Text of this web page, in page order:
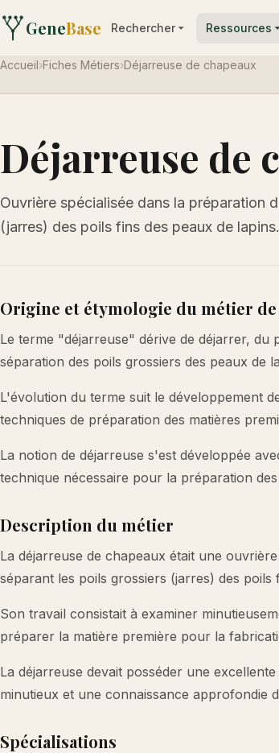
GeneBase Rechercher Ressources
Accueil›Fiches Métiers›Déjarreuse de chapeaux
Déjarreuse de
Ouvrière spécialisée dans la préparation
(jarres) des poils fins des peaux de lapins.
Origine et étymologie du métier
Le terme "déjarreuse" dérive de déjarrer,
séparation des poils grossiers des peaux de
L'évolution du terme suit le développement
techniques de préparation des matières
La notion de déjarreuse s'est développée
technique nécessaire pour la préparation
Description du métier
La déjarreuse de chapeaux était une
séparant les poils grossiers (jarres) des poils
Son travail consistait à examiner
préparer la matière première pour la
La déjarreuse devait posséder une
minutieux et une connaissance approfondie
Spécialisations